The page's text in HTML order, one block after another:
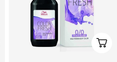
Les Options